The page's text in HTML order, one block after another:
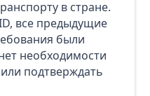
в стране.
все предыдущие
были
необходимости
подтверждать